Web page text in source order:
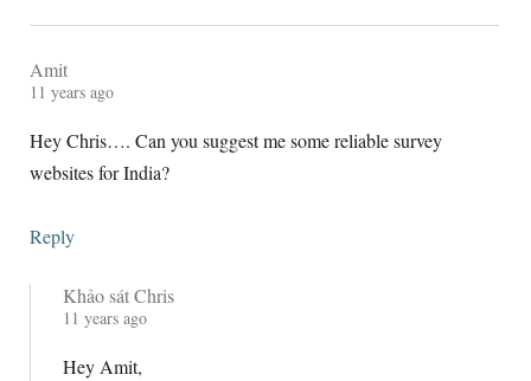
Amit
11 years ago
Hey Chris…. Can you suggest me some reliable survey
websites for India?
Reply
Khảo sát Chris
11 years ago
Hey Amit,